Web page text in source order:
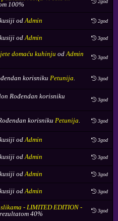
100% 2god
od Admin 2god
od Admin 3god
domaću kuhinju od Admin
3god
korisniku Petunija. 3god
Rođendan korisniku
3god
korisniku Petunija. 3god
od Admin 3god
od Admin 3god
od Admin 3god
od Admin 3god
- LIMITED EDITION -
rezultatom 40% 3god